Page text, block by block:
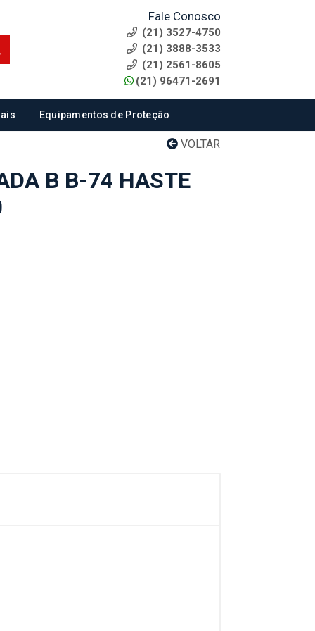
Fale Conosco
(21) 3527-4750
(21) 3888-3533
(21) 2561-8605
(21) 96471-2691
Equipamentos de Proteção
VOLTAR
B B-74 HASTE